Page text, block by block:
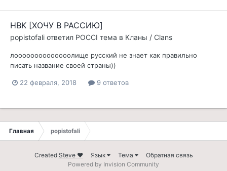
HBK [ХОЧУ В РАССИЮ]
popistofali ответил POCCI тема в Кланы / Clans
лоооооооооооооолище русский не знает как правильно
писать название своей страны))
22 февраля, 2018 9 ответов
Главная popistofali
Created Steve ❤ Язык Тема
Обратная связь
Powered by Invision Community